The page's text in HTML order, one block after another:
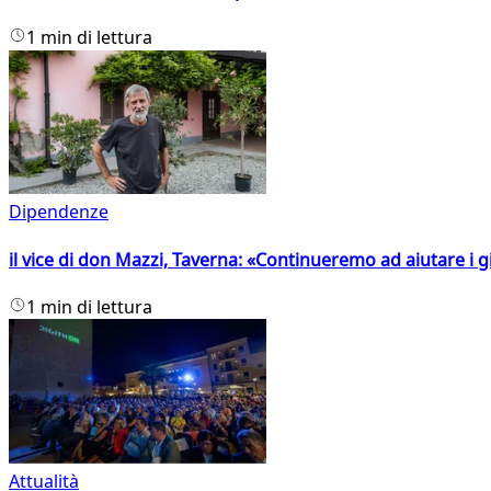
1 min di lettura
Dipendenze
il vice di don Mazzi, Taverna: «Continueremo ad aiutare i
1 min di lettura
Attualità